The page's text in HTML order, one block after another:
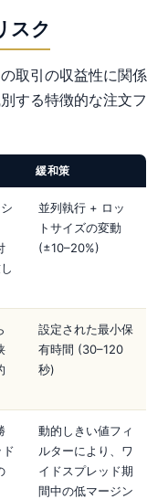
スク
取引の収益性に関係
する特徴的な注文フ
緩和策
並列執行 + ロッ
トサイズの変動
(±10–20%)
設定された最小保
有時間 (30–120
秒)
動的しきい値フィ
ルターにより、ワ
イドスプレッド期
間中の低マージン